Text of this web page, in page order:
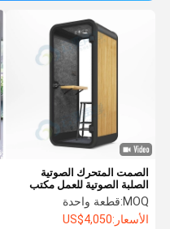
الصمت المتحرك الصوتية
الصلبة الصوتية للعمل مكتب
اجتماعات مكتب بود الصوت
المعزول غرفة المعيشة الفضاء
الهاتف الفردي
MOQ: قطعة واحدة
الأسعار:US$4,050